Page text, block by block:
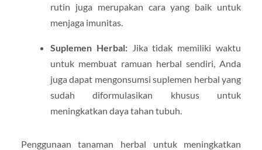
rutin juga merupakan cara yang baik untuk
menjaga imunitas.
Suplemen Herbal:Jika tidak memiliki waktu
untuk membuat ramuan herbal sendiri, Anda
juga dapat mengonsumsi suplemen herbal yang
sudah diformulasikan khusus untuk
meningkatkan daya tahan tubuh.
Penggunaan tanaman herbal untuk meningkatkan